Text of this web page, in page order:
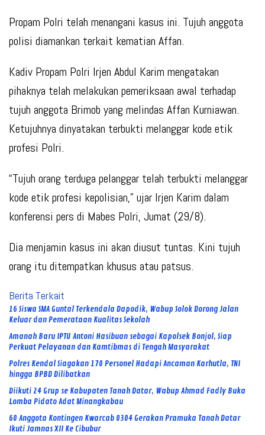
Propam Polri telah menangani kasus ini. Tujuh anggota
polisi diamankan terkait kematian Affan.
Kadiv Propam Polri Irjen Abdul Karim mengatakan
pihaknya telah melakukan pemeriksaan awal terhadap
tujuh anggota Brimob yang melindas Affan Kurniawan.
Ketujuhnya dinyatakan terbukti melanggar kode etik
profesi Polri.
“Tujuh orang terduga pelanggar telah terbukti melanggar
kode etik profesi kepolisian,” ujar Irjen Karim dalam
konferensi pers di Mabes Polri, Jumat (29/8).
Dia menjamin kasus ini akan diusut tuntas. Kini tujuh
orang itu ditempatkan khusus atau patsus.
Berita Terkait
16 Siswa SMA Guntal Terkendala Dapodik, Wabup Solok Dorong Jalan
Keluar dan Pemerataan Kualitas Sekolah
Amanah Baru IPTU Antoni Hasibuan sebagai Kapolsek Bonjol, Siap
Perkuat Pelayanan dan Kamtibmas di Tengah Masyarakat
Polres Kendal Siagakan 170 Personel Hadapi Ancaman Karhutla, TNI
hingga BPBD Dilibatkan
Diikuti 24 Grup se Kabupaten Tanah Datar, Wabup Ahmad Fadly Buka
Lomba Pidato Adat Minangkabau
60 Anggota Kontingen Kwarcab 0304 Gerakan Pramuka Tanah Datar
Ikuti Jamnas XII Ke Cibubur